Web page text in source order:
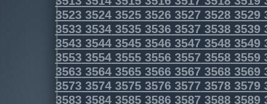
3523352435253526352735283529
3533353435353536353735383539
3543354435453546354735483549
3553355435553556355735583559
3563356435653566356735683569
3573357435753576357735783579
3583358435853586358735883589